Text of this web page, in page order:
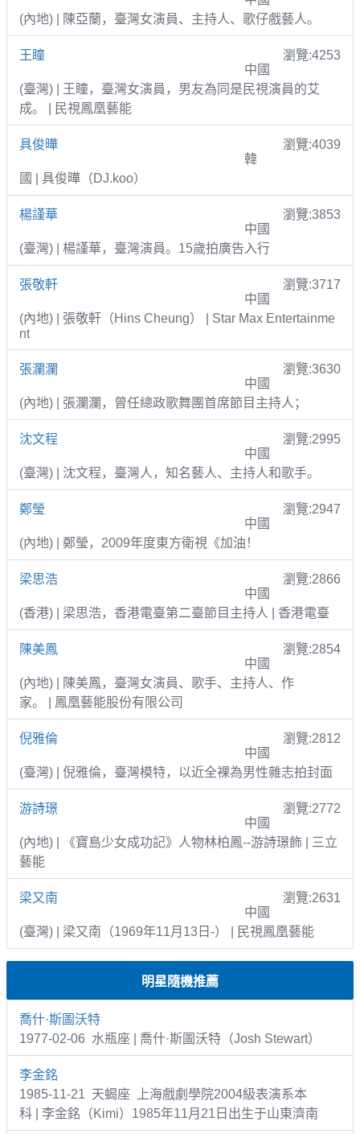
(內地) | 陳亞蘭，臺灣女演員、主持人、歌仔戲藝人。
王瞳
瀏覽:4253
中國
(臺灣) | 王瞳，臺灣女演員，男友為同是民視演員的艾
成。 | 民視鳳凰藝能
具俊曄
瀏覽:4039
韓
國 | 具俊曄（DJ.koo）
楊謹華
瀏覽:3853
中國
(臺灣) | 楊謹華，臺灣演員。15歲拍廣告入行
張敬軒
瀏覽:3717
中國
(內地) | 張敬軒（Hins Cheung） | Star Max Entertainme
nt
張瀾瀾
瀏覽:3630
中國
(內地) | 張瀾瀾，曾任總政歌舞團首席節目主持人；
沈文程
瀏覽:2995
中國
(臺灣) | 沈文程，臺灣人，知名藝人、主持人和歌手。
鄭瑩
瀏覽:2947
中國
(內地) | 鄭瑩，2009年度東方衛視《加油！
梁思浩
瀏覽:2866
中國
(香港) | 梁思浩，香港電臺第二臺節目主持人 | 香港電臺
陳美鳳
瀏覽:2854
中國
(內地) | 陳美鳳，臺灣女演員、歌手、主持人、作
家。 | 鳳凰藝能股份有限公司
倪雅倫
瀏覽:2812
中國
(臺灣) | 倪雅倫，臺灣模特，以近全裸為男性雜志拍封面
游詩璟
瀏覽:2772
中國
(內地) | 《寶島少女成功記》人物林柏鳳--游詩璟飾 | 三立
藝能
梁又南
瀏覽:2631
中國
(臺灣) | 梁又南（1969年11月13日-） | 民視鳳凰藝能
明星隨機推薦
喬什·斯圖沃特
1977-02-06 水瓶座 | 喬什·斯圖沃特（Josh Stewart）
李金銘
1985-11-21 天蝎座 上海戲劇學院2004級表演系本
科 | 李金銘（Kimi）1985年11月21日出生于山東濟南